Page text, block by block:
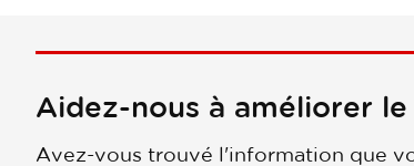
Aidez-nous à améliorer
Avez-vous trouvé l'information que